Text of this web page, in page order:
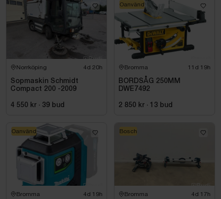
Norrköping 4d 20h
Sopmaskin Schmidt
Compact 200 -2009
4 550 kr · 39 bud
Bromma 11d 19h
BORDSÅG 250MM
DWE7492
2 850 kr · 13 bud
Oanvänd
Bromma 4d 19h
Oanvänd
Bromma 4d 17h
Bosch